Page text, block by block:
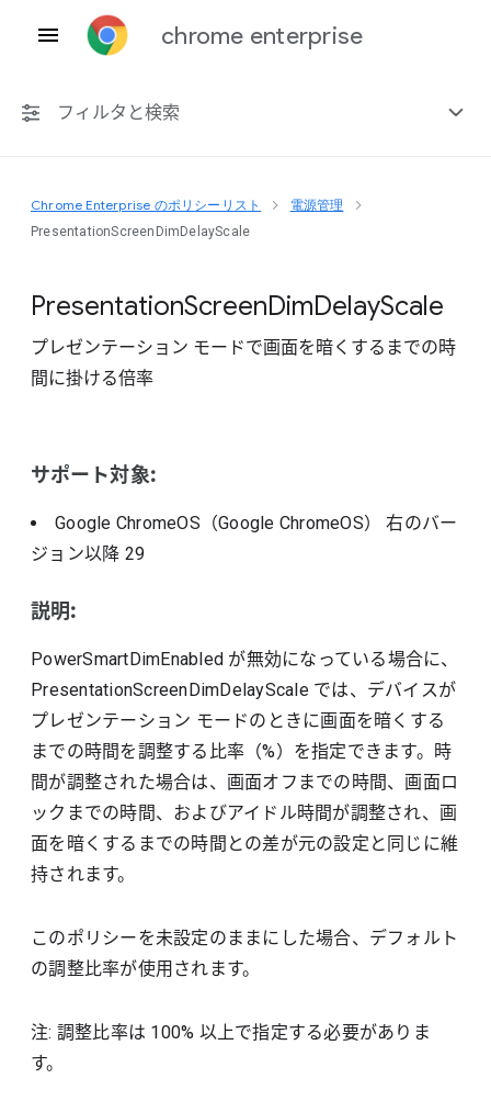
chrome enterprise
フィルタと検索
プラットフォーム共通
非推奨ポリシーを含める
Chrome Enterprise のポリシーリスト 電源管理
PresentationScreenDimDelayScale
PresentationScreenDimDelayScale
プレゼンテーション モードで画面を暗くするまでの時
間に掛ける倍率
サポート対象:
Google ChromeOS（Google ChromeOS）右のバー
ジョン以降 29
説明:
PowerSmartDimEnabled が無効になっている場合に、
PresentationScreenDimDelayScale では、デバイスが
プレゼンテーション モードのときに画面を暗くする
までの時間を調整する比率（%）を指定できます。時
間が調整された場合は、画面オフまでの時間、画面ロ
ックまでの時間、およびアイドル時間が調整され、画
面を暗くするまでの時間との差が元の設定と同じに維
持されます。
このポリシーを未設定のままにした場合、デフォルト
の調整比率が使用されます。
注: 調整比率は 100% 以上で指定する必要がありま
す。